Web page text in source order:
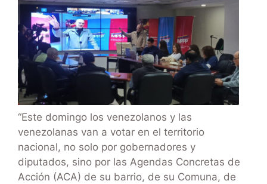
“Este domingo los venezolanos y las
venezolanas van a votar en el territorio
nacional, no solo por gobernadores y
diputados, sino por las Agendas Concretas de
Acción (ACA) de su barrio, de su Comuna, de